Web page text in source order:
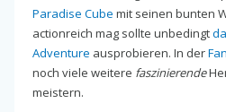
Paradise Cube mit seinen bunten
actionreich mag sollte unbedingt
Adventure ausprobieren. In der
noch viele weitere faszinierende
meistern.